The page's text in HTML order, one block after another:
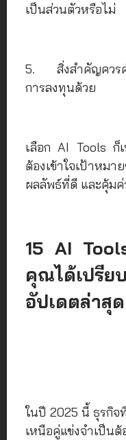
เป็นส่วนตัวหรือไม่
5. สิ่งสำคัญควรค
การลงทุนด้วย
เลือก AI Tools ก็
ต้องเข้าใจเป้าหม
ผลลัพธ์ที่ดี และคุ้มค่
15 AI
คุณได้เปรี
อัปเดตล่าสุด
ในปี 2025 นี้ ธุรกิจ
เหนือคู่แข่งจำเป็น